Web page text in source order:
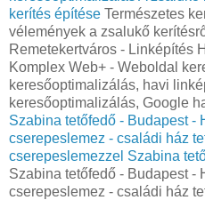
kerítés építése Természetes
vélemények a zsalukő
Remetekertváros - Linképítés
Komplex Web+ - Weboldal
keresőoptimalizálás, havi
keresőoptimalizálás, Google
Szabina tetőfedő - Budapest -
cserepeslemez - családi ház
cserepeslemezzel Szabina
Szabina tetőfedő - Budapest -
cserepeslemez - családi ház